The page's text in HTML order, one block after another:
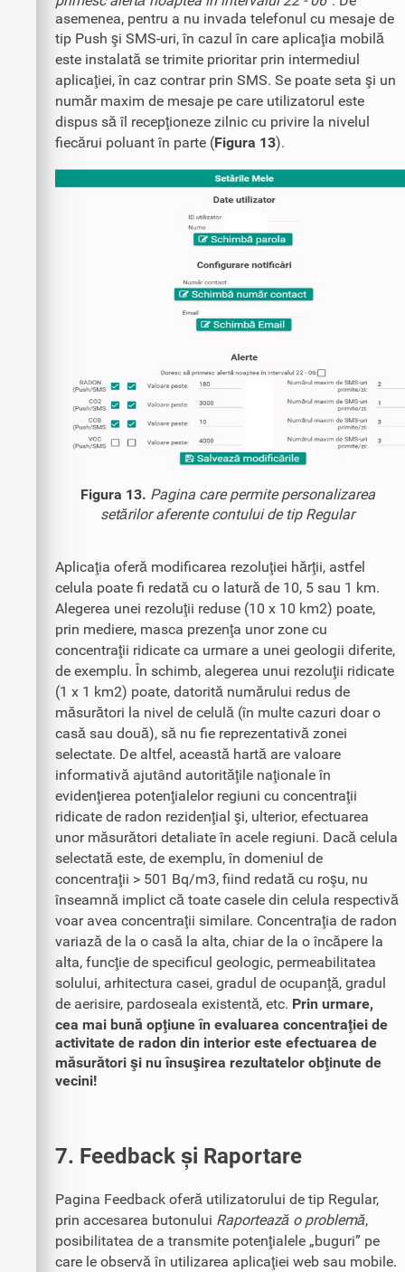
asemenea, pentru a nu invada telefonul cu mesaje de
tip Push şi SMS-uri, în cazul în care aplicaţia mobilă
este instalată se trimite prioritar prin intermediul
aplicaţiei, în caz contrar prin SMS. Se poate seta şi un
număr maxim de mesaje pe care utilizatorul este
dispus să îl recepţioneze zilnic cu privire la nivelul
fiecărui poluant în parte (Figura 13).
Figura 13. Pagina care permite personalizarea
setărilor aferente contului de tip Regular
Aplicaţia oferă modificarea rezoluţiei hărţii, astfel
celula poate fi redată cu o latură de 10, 5 sau 1 km.
Alegerea unei rezoluţii reduse (10 x 10 km2) poate,
prin mediere, masca prezenţa unor zone cu
concentraţii ridicate ca urmare a unei geologii diferite,
de exemplu. În schimb, alegerea unui rezoluţii ridicate
(1 x 1 km2) poate, datorită numărului redus de
măsurători la nivel de celulă (în multe cazuri doar o
casă sau două), să nu fie reprezentativă zonei
selectate. De altfel, această hartă are valoare
informativă ajutând autorităţile naţionale în
evidenţierea potenţialelor regiuni cu concentraţii
ridicate de radon rezidenţial şi, ulterior, efectuarea
unor măsurători detaliate în acele regiuni. Dacă celula
selectată este, de exemplu, în domeniul de
concentraţii > 501 Bq/m3, fiind redată cu roşu, nu
înseamnă implict că toate casele din celula respectivă
voar avea concentraţii similare. Concentraţia de radon
variază de la o casă la alta, chiar de la o încăpere la
alta, funcţie de specificul geologic, permeabilitatea
solului, arhitectura casei, gradul de ocupanţă, gradul
de aerisire, pardoseala existentă, etc. Prin urmare,
cea mai bună opţiune în evaluarea concentraţiei de
activitate de radon din interior este efectuarea de
măsurători şi nu însuşirea rezultatelor obţinute de
vecini!
7. Feedback și Raportare
Pagina Feedback oferă utilizatorului de tip Regular,
prin accesarea butonului Raportează o problemă,
posibilitatea de a transmite potenţialele „buguri” pe
care le observă în utilizarea aplicaţiei web sau mobile.